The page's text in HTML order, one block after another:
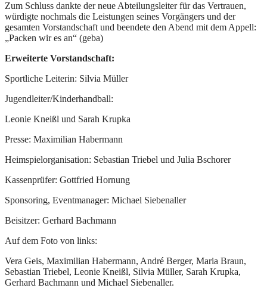
Zum Schluss dankte der neue Abteilungsleiter für das Vertrauen,
würdigte nochmals die Leistungen seines Vorgängers und der
gesamten Vorstandschaft und beendete den Abend mit dem Appell:
„Packen wir es an“ (geba)
Erweiterte Vorstandschaft:
Sportliche Leiterin: Silvia Müller
Jugendleiter/Kinderhandball:
Leonie Kneißl und Sarah Krupka
Presse: Maximilian Habermann
Heimspielorganisation: Sebastian Triebel und Julia Bschorer
Kassenprüfer: Gottfried Hornung
Sponsoring, Eventmanager: Michael Siebenaller
Beisitzer: Gerhard Bachmann
Auf dem Foto von links:
Vera Geis, Maximilian Habermann, André Berger, Maria Braun,
Sebastian Triebel, Leonie Kneißl, Silvia Müller, Sarah Krupka,
Gerhard Bachmann und Michael Siebenaller.